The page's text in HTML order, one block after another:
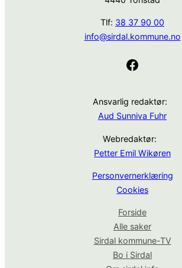
Tlf: 38 37 90 00
info@sirdal.kommune.no
Facebook
Ansvarlig redaktør:
Aud Sunniva Fuhr
Webredaktør:
Petter Emil Wikøren
Personvernerklæring
Cookies
Forside
Alle saker
Sirdal kommune-TV
Bo i Sirdal